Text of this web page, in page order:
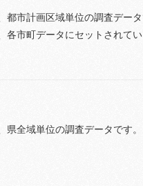
市計画区域単位の調査デー
市町データにセットされてい
全域単位の調査データです